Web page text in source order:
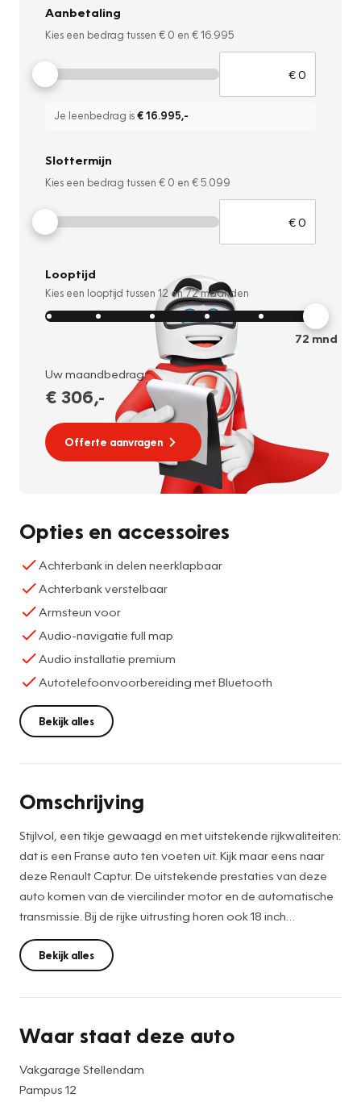
Aanbetaling
Kies een bedrag tussen € 0 en € 16.995
Je leenbedrag is€ 16.995,-
Slottermijn
Kies een bedrag tussen € 0 en € 5.099
Looptijd
Kies een looptijd tussen 12 en72maanden
72 mnd
Uw maandbedrag:
€ 306,-
Offerte aanvragen
Opties en accessoires
Achterbank in delen neerklapbaar
Achterbank verstelbaar
Armsteun voor
Audio-navigatie full map
Audio installatie premium
Autotelefoonvoorbereiding met Bluetooth
Bekijk alles
Omschrijving
Stijlvol, een tikje gewaagd en met uitstekende rijkwaliteiten:
dat is een Franse auto ten voeten uit. Kijk maar eens naar
deze Renault Captur. De uitstekende prestaties van deze
auto komen van de viercilinder motor en de automatische
transmissie. Bij de rijke uitrusting horen ook 18 inch
lichtmetalen velgen, LED koplampen, in hoogte verstelbare
passagiersstoel, extra getint glas, in delen neerklapbare
achterbank en LED-achterlichten.
met de achteruitrijcamera. Locatie, motorconditie,
over de auto door. Ook handig bij pech! Muziek luisteren
wordt genieten met het high performance audiosysteem.
Bekijk alles
Waar staat deze auto
Vakgarage Stellendam
Pampus 12